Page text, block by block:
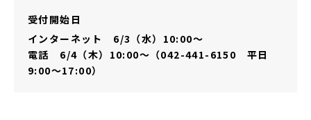
受付開始日
インターネット 6/3（水）10:00～
電話 6/4（木）10:00～（042-441-6150 平日
9:00～17:00）